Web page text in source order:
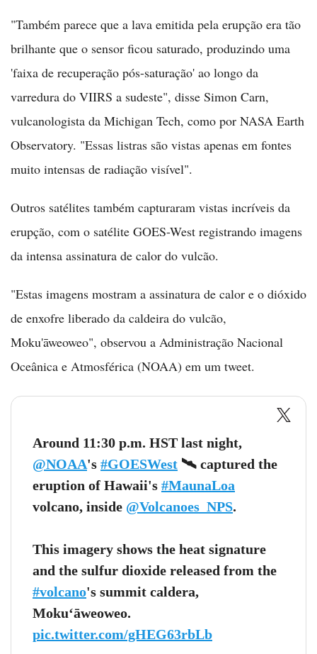
"Também parece que a lava emitida pela erupção era tão
brilhante que o sensor ficou saturado, produzindo uma
'faixa de recuperação pós-saturação' ao longo da
varredura do VIIRS a sudeste", disse Simon Carn,
vulcanologista da Michigan Tech, como por NASA Earth
Observatory. "Essas listras são vistas apenas em fontes
muito intensas de radiação visível".
Outros satélites também capturaram vistas incríveis da
erupção, com o satélite GOES-West registrando imagens
da intensa assinatura de calor do vulcão.
"Estas imagens mostram a assinatura de calor e o dióxido
de enxofre liberado da caldeira do vulcão,
Moku'āweoweo", observou a Administração Nacional
Oceânica e Atmosférica (NOAA) em um tweet.
Around 11:30 p.m. HST last night,
@NOAA's #GOESWest 🛰️ captured the
eruption of Hawaii's #MaunaLoa
volcano, inside @Volcanoes_NPS.
This imagery shows the heat signature
and the sulfur dioxide released from the
#volcano's summit caldera,
Moku‘āweoweo.
pic.twitter.com/gHEG63rbLb